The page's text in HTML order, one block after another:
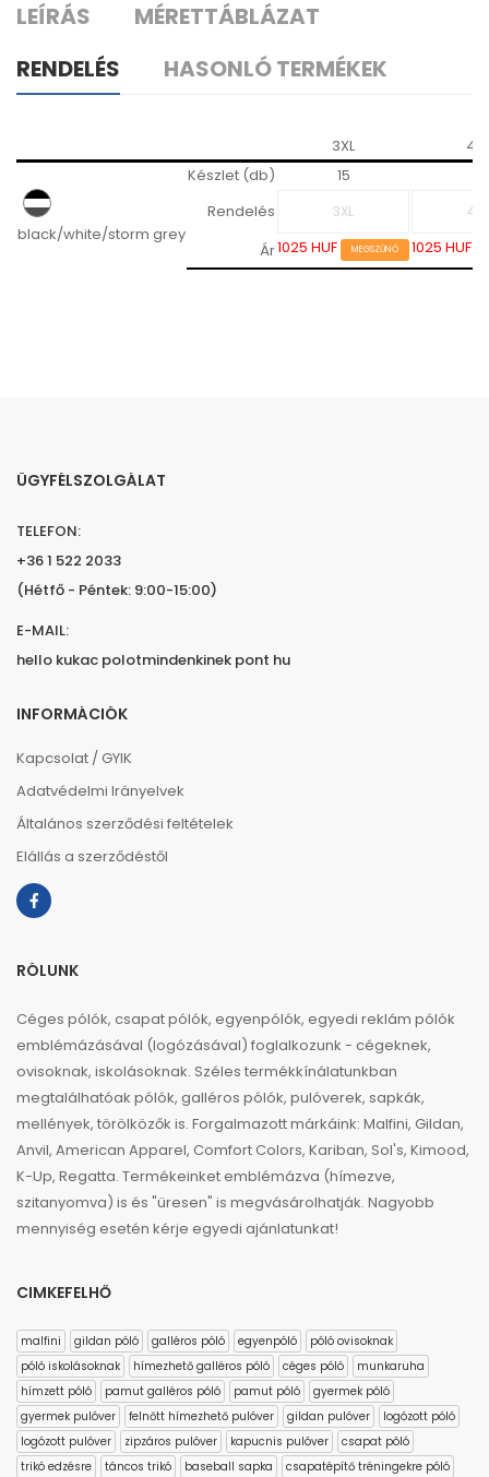
LEÍRÁS
MÉRETTÁBLÁZAT
RENDELÉS
HASONLÓ TERMÉKEK
3XL 4XL
black/white/storm grey
Készlet (db) 15
21
Rendelés
Ár1025 HUF MEGSZŰNŐ 1025 HUF
ÜGYFÉLSZOLGÁLAT
TELEFON:
+36 1 522 2033
(Hétfő - Péntek: 9:00-15:00)
E-MAIL:
hello kukac polotmindenkinek pont hu
INFORMÁCIÓK
Kapcsolat / GYIK
Adatvédelmi Irányelvek
Általános szerződési feltételek
Elállás a szerződéstől
RÓLUNK
Céges pólók, csapat pólók, egyenpólók, egyedi reklám pólók
emblémázásával (logózásával) foglalkozunk - cégeknek,
ovisoknak, iskolásoknak. Széles termékkínálatunkban
megtalálhatóak pólók, galléros pólók, pulóverek, sapkák,
mellények, törölközők is. Forgalmazott márkáink: Malfini, Gildan,
Anvil, American Apparel, Comfort Colors, Kariban, Sol's, Kimood,
K-Up, Regatta. Termékeinket emblémázva (hímezve,
szitanyomva) is és "üresen" is megvásárolhatják. Nagyobb
mennyiség esetén kérje egyedi ajánlatunkat!
CIMKEFELHŐ
malfini gildan póló galléros póló egyenpóló
póló ovisoknak
póló iskolásoknak
hímezhető galléros póló céges póló
munkaruha
hímzett póló
pamut galléros póló pamut póló
gyermek póló
gyermek pulóver
felnőtt hímezhető pulóver gildan pulóver
logózott póló
logózott pulóver
zipzáros pulóver kapucnis pulóver
csapat póló
trikó edzésre
táncos trikó baseball sapka csapatépítő tréningekre póló